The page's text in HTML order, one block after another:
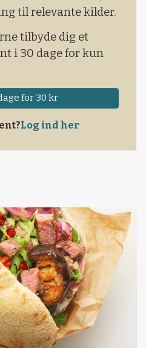
til relevante kilder.
tilbyde dig et
i 30 dage for kun
for 30 kr
Log ind her